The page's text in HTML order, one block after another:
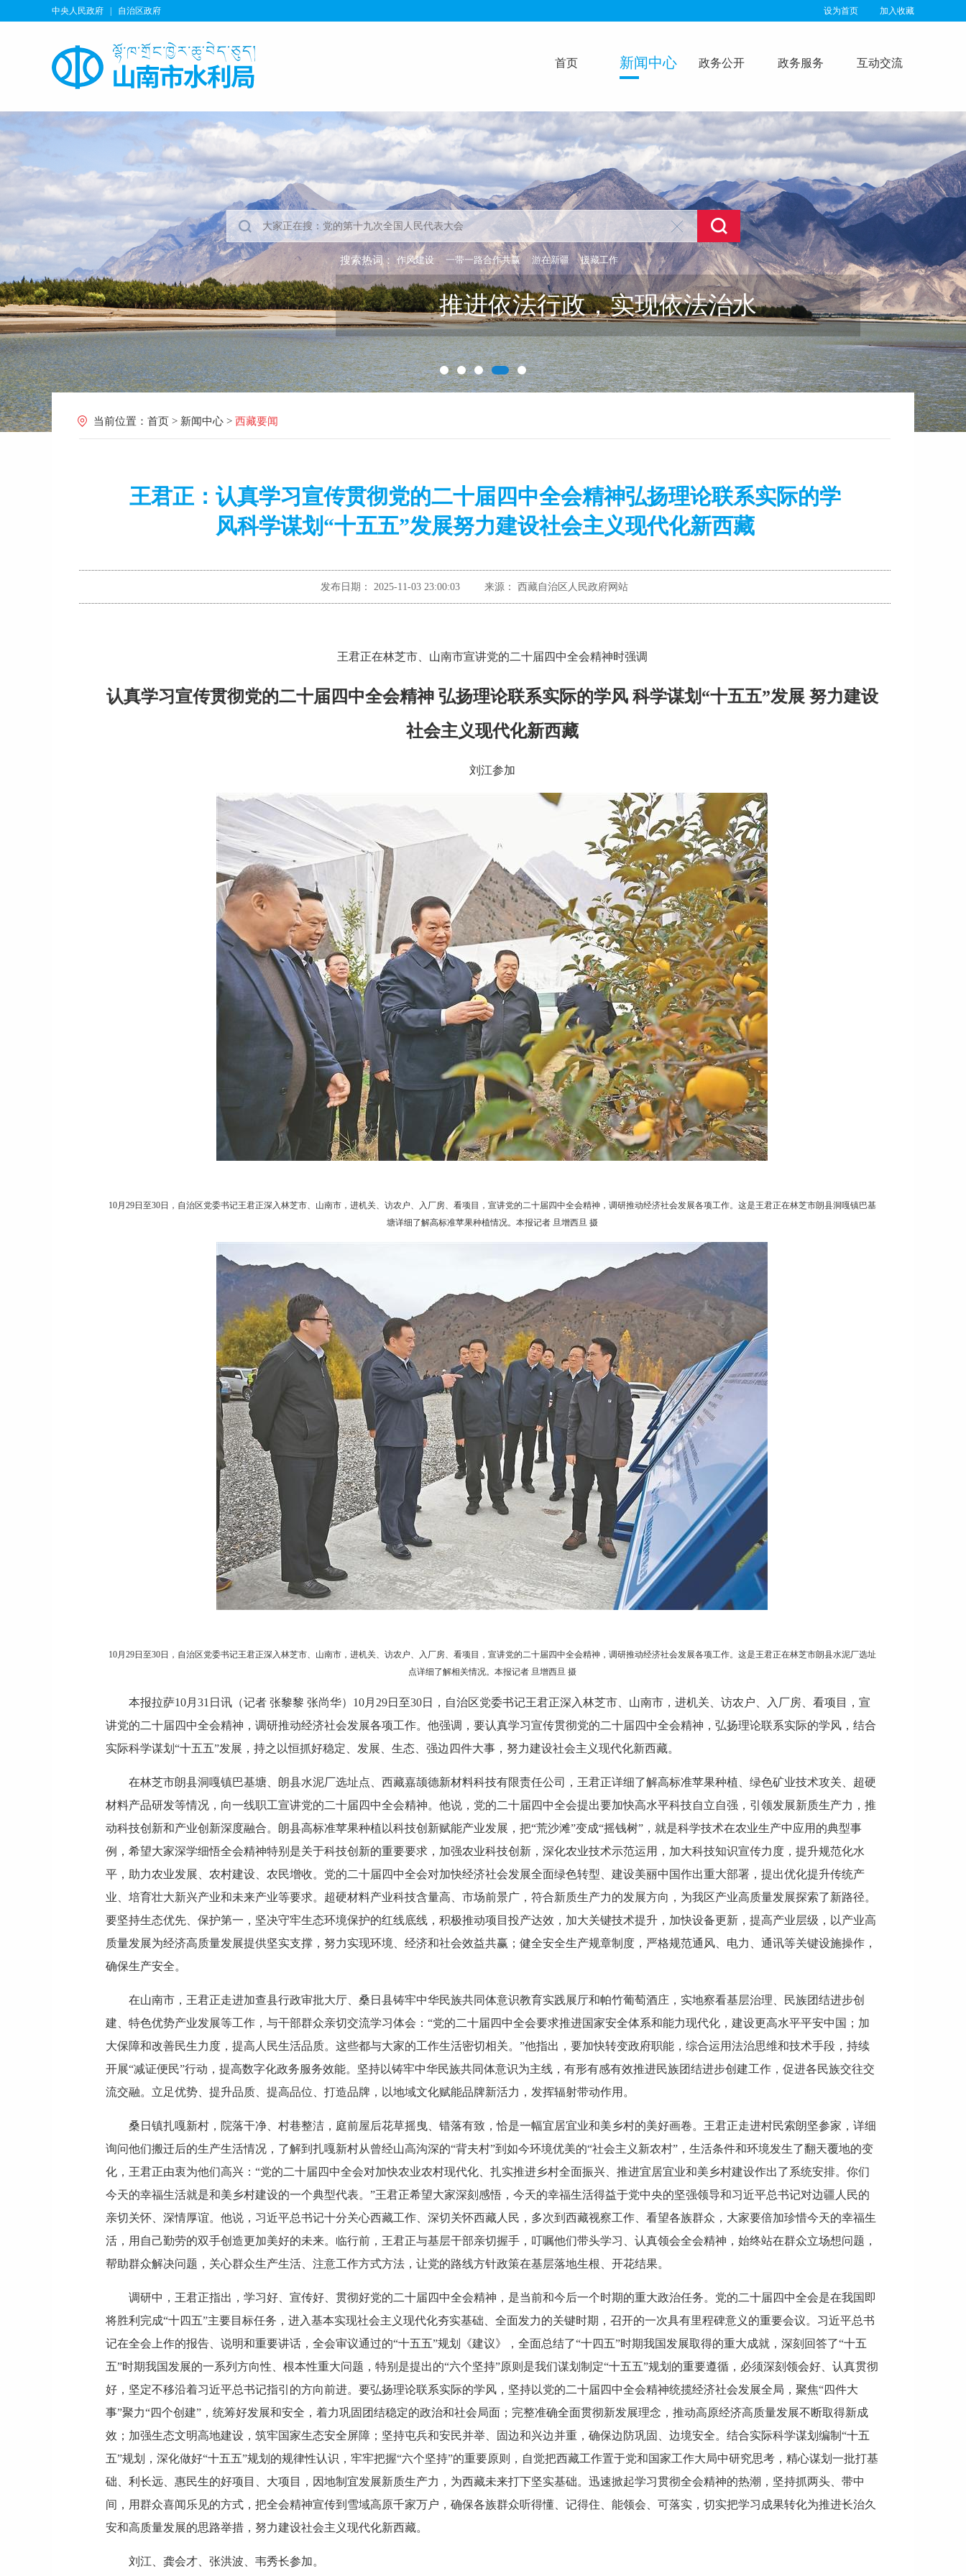
中央人民政府 自治区政府 设为首页 加入收藏
首页 新闻中心 政务公开 政务服务 互动交流
搜索热词： 作风建设 一带一路合作共赢 游在新疆 援藏工作
坚持团结治水，构建和谐社会
当前位置： 首页 > 新闻中心 > 西藏要闻
王君正：认真学习宣传贯彻党的二十届四中全会精神弘扬理论联系实际的学
风科学谋划“十五五”发展努力建设社会主义现代化新西藏
发布日期： 2025-11-03 23:00:03 来源： 西藏自治区人民政府网站
王君正在林芝市、山南市宣讲党的二十届四中全会精神时强调
认真学习宣传贯彻党的二十届四中全会精神 弘扬理论联系实际的学风 科学谋划“十五五”发展 努力建设
社会主义现代化新西藏
刘江参加
10月29日至30日，自治区党委书记王君正深入林芝市、山南市，进机关、访农户、入厂房、看项目，宣讲党的二十届四中全会精神，调研推动经济社会发展各项工作。这是王君正在林芝市朗县洞嘎镇巴基
塘详细了解高标准苹果种植情况。本报记者 旦增西旦 摄
10月29日至30日，自治区党委书记王君正深入林芝市、山南市，进机关、访农户、入厂房、看项目，宣讲党的二十届四中全会精神，调研推动经济社会发展各项工作。这是王君正在林芝市朗县水泥厂选址
点详细了解相关情况。本报记者 旦增西旦 摄
本报拉萨10月31日讯（记者 张黎黎 张尚华）10月29日至30日，自治区党委书记王君正深入林芝市、山南市，进机关、访农户、入厂房、看项目，宣
讲党的二十届四中全会精神，调研推动经济社会发展各项工作。他强调，要认真学习宣传贯彻党的二十届四中全会精神，弘扬理论联系实际的学风，结合
实际科学谋划“十五五”发展，持之以恒抓好稳定、发展、生态、强边四件大事，努力建设社会主义现代化新西藏。
在林芝市朗县洞嘎镇巴基塘、朗县水泥厂选址点、西藏嘉颉德新材料科技有限责任公司，王君正详细了解高标准苹果种植、绿色矿业技术攻关、超硬
材料产品研发等情况，向一线职工宣讲党的二十届四中全会精神。他说，党的二十届四中全会提出要加快高水平科技自立自强，引领发展新质生产力，推
动科技创新和产业创新深度融合。朗县高标准苹果种植以科技创新赋能产业发展，把“荒沙滩”变成“摇钱树”，就是科学技术在农业生产中应用的典型事
例，希望大家深学细悟全会精神特别是关于科技创新的重要要求，加强农业科技创新，深化农业技术示范运用，加大科技知识宣传力度，提升规范化水
平，助力农业发展、农村建设、农民增收。党的二十届四中全会对加快经济社会发展全面绿色转型、建设美丽中国作出重大部署，提出优化提升传统产
业、培育壮大新兴产业和未来产业等要求。超硬材料产业科技含量高、市场前景广，符合新质生产力的发展方向，为我区产业高质量发展探索了新路径。
要坚持生态优先、保护第一，坚决守牢生态环境保护的红线底线，积极推动项目投产达效，加大关键技术提升，加快设备更新，提高产业层级，以产业高
质量发展为经济高质量发展提供坚实支撑，努力实现环境、经济和社会效益共赢；健全安全生产规章制度，严格规范通风、电力、通讯等关键设施操作，
确保生产安全。
在山南市，王君正走进加查县行政审批大厅、桑日县铸牢中华民族共同体意识教育实践展厅和帕竹葡萄酒庄，实地察看基层治理、民族团结进步创
建、特色优势产业发展等工作，与干部群众亲切交流学习体会：“党的二十届四中全会要求推进国家安全体系和能力现代化，建设更高水平平安中国；加
大保障和改善民生力度，提高人民生活品质。这些都与大家的工作生活密切相关。”他指出，要加快转变政府职能，综合运用法治思维和技术手段，持续
开展“减证便民”行动，提高数字化政务服务效能。坚持以铸牢中华民族共同体意识为主线，有形有感有效推进民族团结进步创建工作，促进各民族交往交
流交融。立足优势、提升品质、提高品位、打造品牌，以地域文化赋能品牌新活力，发挥辐射带动作用。
桑日镇扎嘎新村，院落干净、村巷整洁，庭前屋后花草摇曳、错落有致，恰是一幅宜居宜业和美乡村的美好画卷。王君正走进村民索朗坚参家，详细
询问他们搬迁后的生产生活情况，了解到扎嘎新村从曾经山高沟深的“背夫村”到如今环境优美的“社会主义新农村”，生活条件和环境发生了翻天覆地的变
化，王君正由衷为他们高兴：“党的二十届四中全会对加快农业农村现代化、扎实推进乡村全面振兴、推进宜居宜业和美乡村建设作出了系统安排。你们
今天的幸福生活就是和美乡村建设的一个典型代表。”王君正希望大家深刻感悟，今天的幸福生活得益于党中央的坚强领导和习近平总书记对边疆人民的
亲切关怀、深情厚谊。他说，习近平总书记十分关心西藏工作、深切关怀西藏人民，多次到西藏视察工作、看望各族群众，大家要倍加珍惜今天的幸福生
活，用自己勤劳的双手创造更加美好的未来。临行前，王君正与基层干部亲切握手，叮嘱他们带头学习、认真领会全会精神，始终站在群众立场想问题，
帮助群众解决问题，关心群众生产生活、注意工作方式方法，让党的路线方针政策在基层落地生根、开花结果。
调研中，王君正指出，学习好、宣传好、贯彻好党的二十届四中全会精神，是当前和今后一个时期的重大政治任务。党的二十届四中全会是在我国即
将胜利完成“十四五”主要目标任务，进入基本实现社会主义现代化夯实基础、全面发力的关键时期，召开的一次具有里程碑意义的重要会议。习近平总书
记在全会上作的报告、说明和重要讲话，全会审议通过的“十五五”规划《建议》，全面总结了“十四五”时期我国发展取得的重大成就，深刻回答了“十五
五”时期我国发展的一系列方向性、根本性重大问题，特别是提出的“六个坚持”原则是我们谋划制定“十五五”规划的重要遵循，必须深刻领会好、认真贯彻
好，坚定不移沿着习近平总书记指引的方向前进。要弘扬理论联系实际的学风，坚持以党的二十届四中全会精神统揽经济社会发展全局，聚焦“四件大
事”聚力“四个创建”，统筹好发展和安全，着力巩固团结稳定的政治和社会局面；完整准确全面贯彻新发展理念，推动高原经济高质量发展不断取得新成
效；加强生态文明高地建设，筑牢国家生态安全屏障；坚持屯兵和安民并举、固边和兴边并重，确保边防巩固、边境安全。结合实际科学谋划编制“十五
五”规划，深化做好“十五五”规划的规律性认识，牢牢把握“六个坚持”的重要原则，自觉把西藏工作置于党和国家工作大局中研究思考，精心谋划一批打基
础、利长远、惠民生的好项目、大项目，因地制宜发展新质生产力，为西藏未来打下坚实基础。迅速掀起学习贯彻全会精神的热潮，坚持抓两头、带中
间，用群众喜闻乐见的方式，把全会精神宣传到雪域高原千家万户，确保各族群众听得懂、记得住、能领会、可落实，切实把学习成果转化为推进长治久
安和高质量发展的思路举措，努力建设社会主义现代化新西藏。
刘江、龚会才、张洪波、韦秀长参加。